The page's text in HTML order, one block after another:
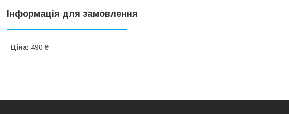
Інформація для замовлення
Ціна: 490 ₴